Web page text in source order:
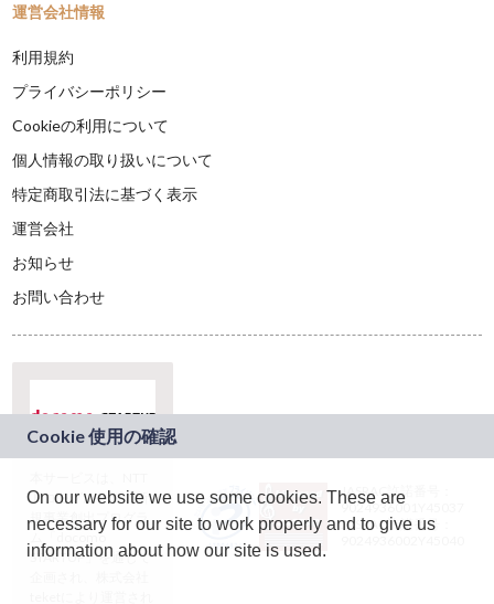
運営会社情報
利用規約
プライバシーポリシー
Cookieの利用について
個人情報の取り扱いについて
特定商取引法に基づく表示
運営会社
お知らせ
お問い合わせ
ドコモグループの新
規事業創出プログラ
ム「docomo
STARTUP」を通じて
JASRAC許諾番号：
9024936001Y45037
JASRAC許諾番号：
On our website we use some cookies. These are
necessary for our site to work properly and to give us
information about how our site is used.